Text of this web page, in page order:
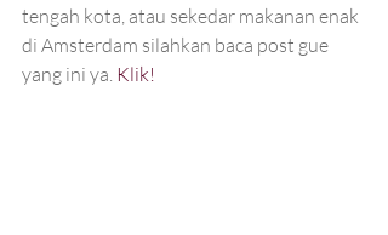
tengah kota, atau sekedar makanan enak
di Amsterdam silahkan baca post gue
yang ini ya. Klik!